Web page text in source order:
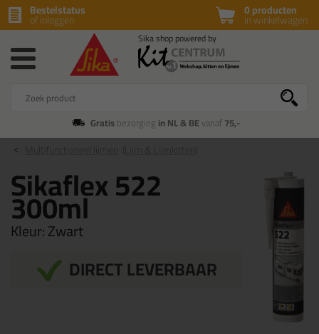
0 producten
in winkelwagen
Bestelstatus
of inloggen
Gratisbezorging in NL & BEvanaf75,-
Multifunctioneel lijmen
Sikaflex 522
300ml
Kleur:Zwart
DIRECT LEVERBAAR